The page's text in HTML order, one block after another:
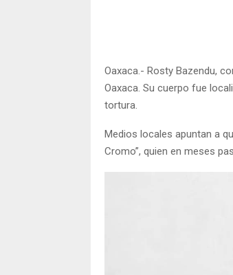
Oaxaca.- Rosty Bazendu,
Oaxaca. Su cuerpo fue
tortura.
Medios locales apuntan a
Cromo”, quien en meses